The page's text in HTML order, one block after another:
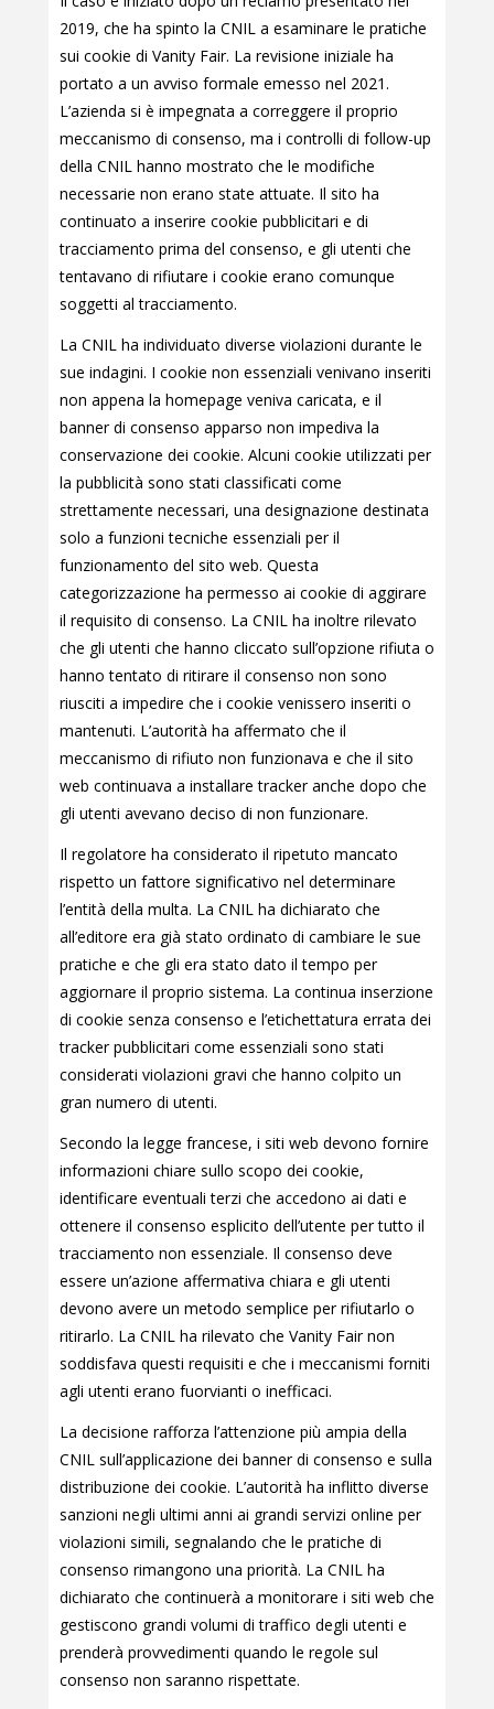
2019, che ha spinto la CNIL a esaminare le pratiche
sui cookie di Vanity Fair. La revisione iniziale ha
portato a un avviso formale emesso nel 2021.
L’azienda si è impegnata a correggere il proprio
meccanismo di consenso, ma i controlli di follow-up
della CNIL hanno mostrato che le modifiche
necessarie non erano state attuate. Il sito ha
continuato a inserire cookie pubblicitari e di
tracciamento prima del consenso, e gli utenti che
tentavano di rifiutare i cookie erano comunque
soggetti al tracciamento.
La CNIL ha individuato diverse violazioni durante le
sue indagini. I cookie non essenziali venivano inseriti
non appena la homepage veniva caricata, e il
banner di consenso apparso non impediva la
conservazione dei cookie. Alcuni cookie utilizzati per
la pubblicità sono stati classificati come
strettamente necessari, una designazione destinata
solo a funzioni tecniche essenziali per il
funzionamento del sito web. Questa
categorizzazione ha permesso ai cookie di aggirare
il requisito di consenso. La CNIL ha inoltre rilevato
che gli utenti che hanno cliccato sull’opzione rifiuta o
hanno tentato di ritirare il consenso non sono
riusciti a impedire che i cookie venissero inseriti o
mantenuti. L’autorità ha affermato che il
meccanismo di rifiuto non funzionava e che il sito
web continuava a installare tracker anche dopo che
gli utenti avevano deciso di non funzionare.
Il regolatore ha considerato il ripetuto mancato
rispetto un fattore significativo nel determinare
l’entità della multa. La CNIL ha dichiarato che
all’editore era già stato ordinato di cambiare le sue
pratiche e che gli era stato dato il tempo per
aggiornare il proprio sistema. La continua inserzione
di cookie senza consenso e l’etichettatura errata dei
tracker pubblicitari come essenziali sono stati
considerati violazioni gravi che hanno colpito un
gran numero di utenti.
Secondo la legge francese, i siti web devono fornire
informazioni chiare sullo scopo dei cookie,
identificare eventuali terzi che accedono ai dati e
ottenere il consenso esplicito dell’utente per tutto il
tracciamento non essenziale. Il consenso deve
essere un’azione affermativa chiara e gli utenti
devono avere un metodo semplice per rifiutarlo o
ritirarlo. La CNIL ha rilevato che Vanity Fair non
soddisfava questi requisiti e che i meccanismi forniti
agli utenti erano fuorvianti o inefficaci.
La decisione rafforza l’attenzione più ampia della
CNIL sull’applicazione dei banner di consenso e sulla
distribuzione dei cookie. L’autorità ha inflitto diverse
sanzioni negli ultimi anni ai grandi servizi online per
violazioni simili, segnalando che le pratiche di
consenso rimangono una priorità. La CNIL ha
dichiarato che continuerà a monitorare i siti web che
gestiscono grandi volumi di traffico degli utenti e
prenderà provvedimenti quando le regole sul
consenso non saranno rispettate.